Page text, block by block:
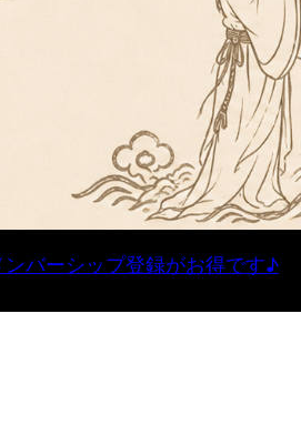
バーシップ登録がお得です♪